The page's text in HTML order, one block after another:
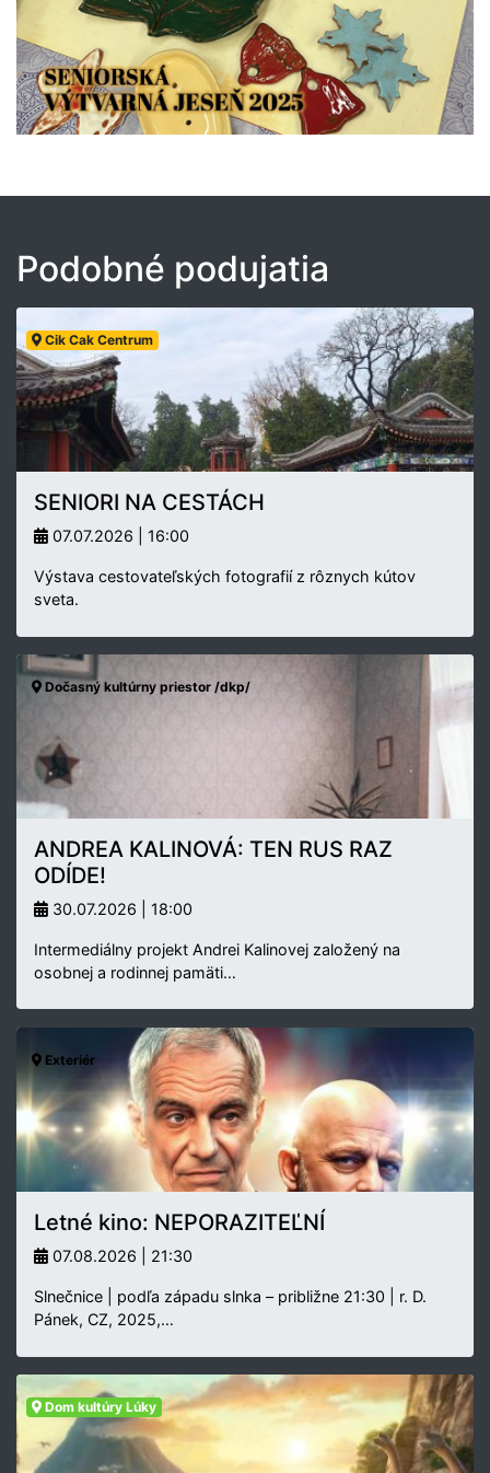
Podobné podujatia
Cik Cak Centrum
SENIORI NA CESTÁCH
07.07.2026 | 16:00
Výstava cestovateľských fotografií z rôznych kútov
sveta.
Dočasný kultúrny priestor /dkp/
ANDREA KALINOVÁ: TEN RUS RAZ
ODÍDE!
30.07.2026 | 18:00
Intermediálny projekt Andrei Kalinovej založený na
osobnej a rodinnej pamäti…
Exteriér
Letné kino: NEPORAZITEĽNÍ
07.08.2026 | 21:30
Slnečnice | podľa západu slnka – približne 21:30 | r. D.
Pánek, CZ, 2025,…
Dom kultúry Lúky